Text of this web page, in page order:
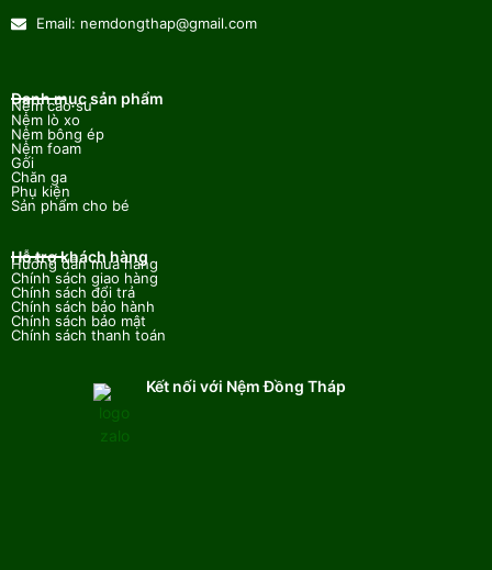
Email: nemdongthap@gmail.com
Danh mục sản phẩm
Nệm cao su
Nệm lò xo
Nệm bông ép
Nệm foam
Gối
Chăn ga
Phụ kiện
Sản phẩm cho bé
Hỗ trợ khách hàng
Hướng dẫn mua hàng
Chính sách giao hàng
Chính sách đổi trả
Chính sách bảo hành
Chính sách bảo mật
Chính sách thanh toán
Kết nối với Nệm Đồng Tháp